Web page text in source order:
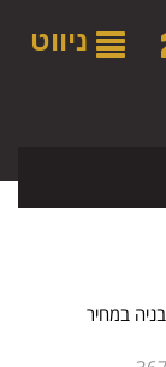
ניווט
במחיר